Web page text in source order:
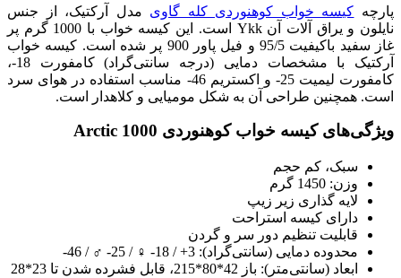
پارچه کیسه خواب کوهنوردی کله گاوی مدل آرکتیک، از جنس
نایلون و یراق آلات آن Ykk است. این کیسه خواب با 1000 گرم پر
غاز سفید باکیفیت 95/5 و فیل پاور 900 پر شده است. کیسه خواب
آرکتیک با مشخصات دمایی (درجه سانتی‌گراد) کامفورت 18-،
کامفورت لیمیت 25- و اکستریم 46- مناسب استفاده در هوای سرد
است. همچنین طراحی آن به شکل مومیایی و کلاهدار است.
ویژگی‌های کیسه خواب کوهنوردی Arctic 1000
سبک، کم حجم
وزن: 1450 گرم
لایه گذاری زیر زیپ
دارای کیسه استراحت
قابلیت تنظیم دور سر و گردن
محدوده دمایی (سانتی‌گراد): 3+ / 18- ♀ / 25- ♂ / 46-
ابعاد (سانتی‌متر): باز 42*80*215، قابل فشرده شدن تا 23*28